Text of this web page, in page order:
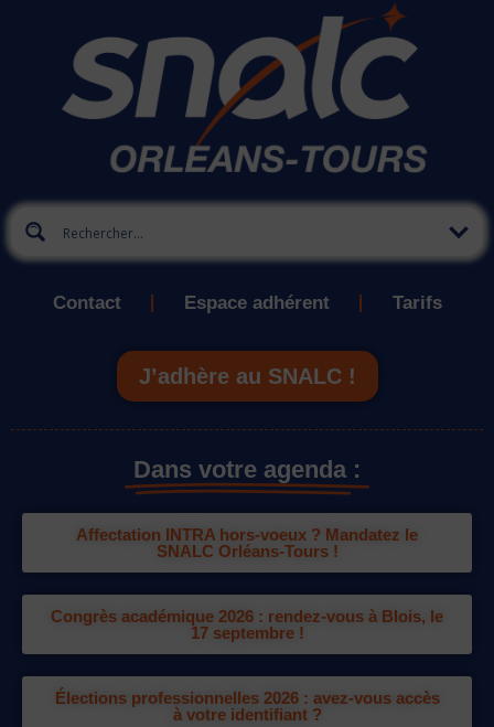
Contact Espace adhérent Tarifs
J’adhère au SNALC !
Dans votre agenda :
Affectation INTRA hors-voeux ? Mandatez le
SNALC Orléans-Tours !
Congrès académique 2026 : rendez-vous à Blois, le
17 septembre !
Élections professionnelles 2026 : avez-vous accès
à votre identifiant ?